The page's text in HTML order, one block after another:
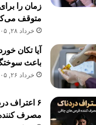
زمان را
متوقف
خرداد ۲۸, ۱۴۰۵
آیا تکان
باعث
خرداد ۲۶, ۱۴۰۵
۶ اعتراف
مصرف